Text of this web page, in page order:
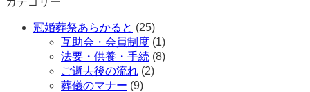
冠婚葬祭あらかると (25)
互助会・会員制度 (1)
法要・供養・手続 (8)
ご逝去後の流れ (2)
葬儀のマナー (9)